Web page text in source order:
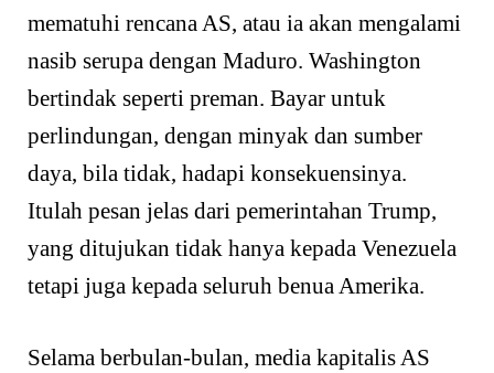
mematuhi rencana AS, atau ia akan mengalami
nasib serupa dengan Maduro. Washington
bertindak seperti preman. Bayar untuk
perlindungan, dengan minyak dan sumber
daya, bila tidak, hadapi konsekuensinya.
Itulah pesan jelas dari pemerintahan Trump,
yang ditujukan tidak hanya kepada Venezuela
tetapi juga kepada seluruh benua Amerika.
Selama berbulan-bulan, media kapitalis AS